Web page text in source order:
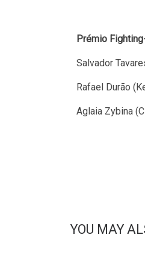
Prémio
Salvador
Rafael Durão
Aglaia Zybina
YOU MAY